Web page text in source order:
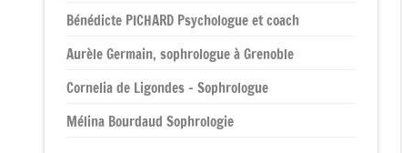
Bénédicte PICHARD Psychologue et coach
Aurèle Germain, sophrologue à Grenoble
Cornelia de Ligondes – Sophrologue
Mélina Bourdaud Sophrologie